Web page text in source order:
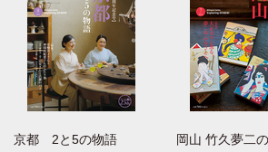
京都 2と5の物語 岡山 竹久夢二